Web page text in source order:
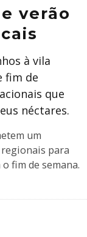
verão
à vila
fim de
que
néctares.
um
para
fim de semana.